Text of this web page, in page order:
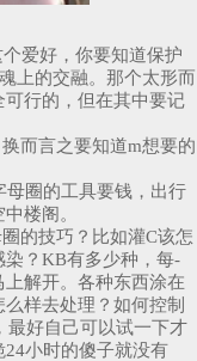
爱好，你要知道保护
上的交融。那个太形而
可行的，但在其中要记
而言之要知道m想要的
母圈的工具要钱，出行
楼阁。
的技巧？比如灌C该怎
？KB有多少种，每-
解开。各种东西涂在
样去处理？如何控制
最好自己可以试一下才
小时的傻子就没有